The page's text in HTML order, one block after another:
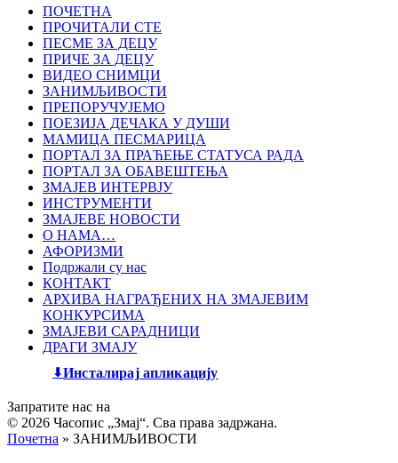
ПОЧЕТНА
ПРОЧИТАЛИ СТЕ
ПЕСМЕ ЗА ДЕЦУ
ПРИЧЕ ЗА ДЕЦУ
ВИДЕО СНИМЦИ
ЗАНИМЉИВОСТИ
ПРЕПОРУЧУЈЕМО
ПОЕЗИЈА ДЕЧАКА У ДУШИ
МАМИЦА ПЕСМАРИЦА
ПОРТАЛ ЗА ПРАЋЕЊЕ СТАТУСА РАДА
ПОРТАЛ ЗА ОБАВЕШТЕЊА
ЗМАЈЕВ ИНТЕРВЈУ
ИНСТРУМЕНТИ
ЗМАЈЕВЕ НОВОСТИ
О НАМА…
АФОРИЗМИ
Подржали су нас
КОНТАКТ
АРХИВА НАГРАЂЕНИХ НА ЗМАЈЕВИМ
КОНКУРСИМА
ЗМАЈЕВИ САРАДНИЦИ
ДРАГИ ЗМАЈУ
Инсталирај апликацију
Запратите нас на
© 2026 Часопис „Змај“. Сва права задржана.
Почетна » ЗАНИМЉИВОСТИ